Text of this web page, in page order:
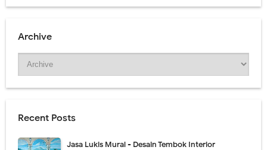
Archive
Recent Posts
Jasa Lukis Mural - Desain Tembok Interior